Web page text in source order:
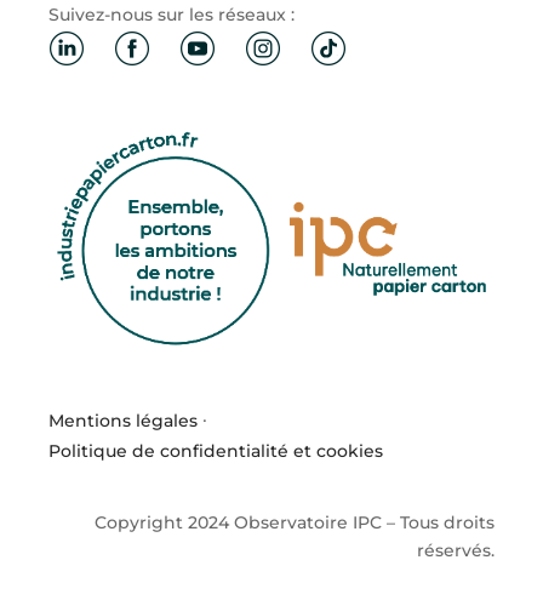
Suivez-nous sur les réseaux :
Mentions légales ·
Politique de confidentialité et cookies
Copyright 2024 Observatoire IPC – Tous droits
réservés.